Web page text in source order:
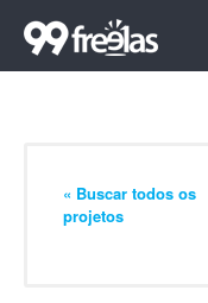
« Buscar todos os
projetos